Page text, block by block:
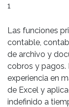
1
Las funciones
contable,
de archivo y
cobros y pagos.
experiencia en
de Excel y
indefinido a